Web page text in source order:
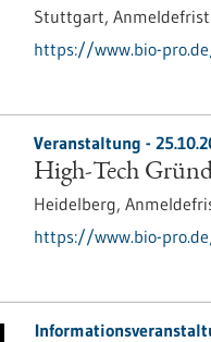
Stuttgart,
https://www.bio-
Veranstaltung -
High-Tech
Heidelberg,
https://www.bio-